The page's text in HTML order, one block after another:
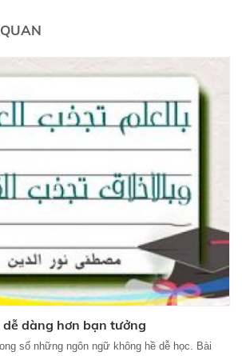
dễ dàng hơn bạn tưởng
số những ngôn ngữ không hề dễ học. Bài